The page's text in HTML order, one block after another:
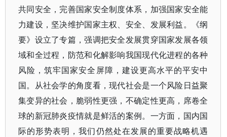
共同安全，完善国家安全制度体系，加强国家安全能
力建设，坚决维护国家主权、安全、发展利益。《纲
要》设立了专篇，强调把安全发展贯穿国家发展各领
域和全过程，防范和化解影响我国现代化进程的各种
风险，筑牢国家安全屏障，建设更高水平的平安中
国。从社会学的角度看，现代社会是一个风险日益聚
集变异的社会，脆弱性更强，不确定性更高，席卷全
球的新冠肺炎疫情就是鲜活的案例。一方面，国内国
际的形势表明，我们仍然处在发展的重要战略机遇